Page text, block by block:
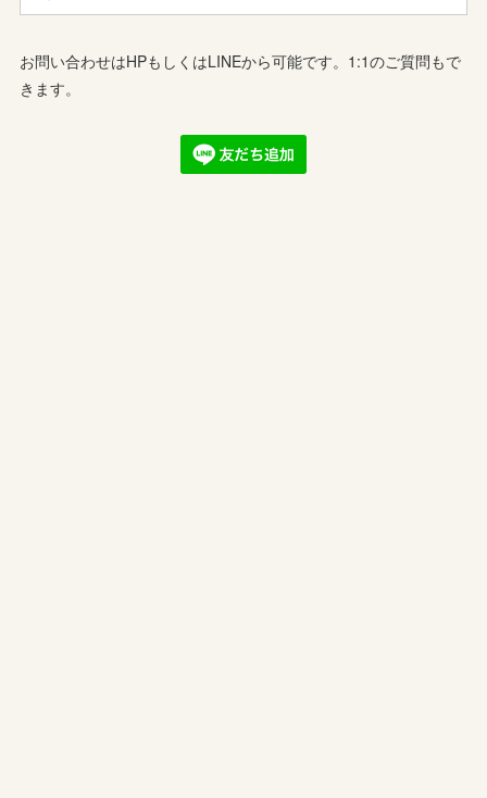
お問い合わせはHPもしくはLINEから可能です。1:1のご質問もで
きます。